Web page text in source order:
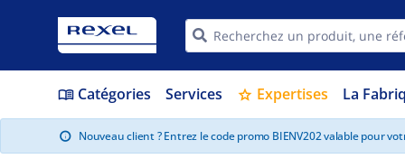
menu_book Catégories Services star Expertises La
info Nouveau client ? Entrez le code promo BIENV202 valable pour